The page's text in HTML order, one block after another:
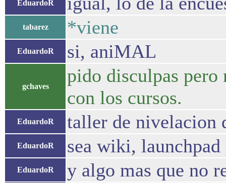
EduardoR
tabarez *viene
EduardoR si, aniMAL
gchaves
pido disculpas pero
con los cursos.
EduardoR taller de nivelacion
EduardoR sea wiki,
EduardoR y algo mas que no